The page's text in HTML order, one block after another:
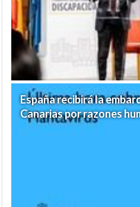
España recibirá la
Canarias por razones